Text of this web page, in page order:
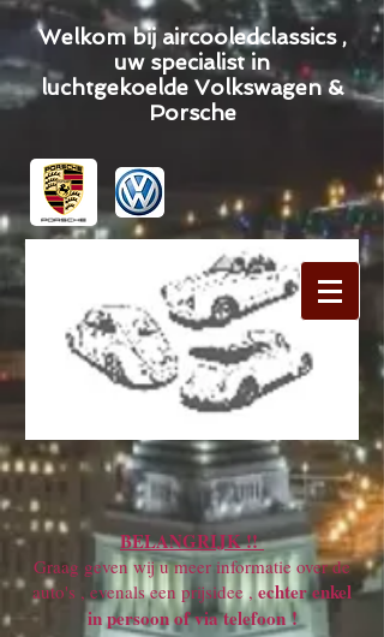
Welkom bij aircooledclassics ,
uw specialist in
luchtgekoelde Volkswagen &
Porsche
BELANGRIJK !!
Graag geven wij u meer informatie over de
auto's , evenals een prijsidee , echter enkel
in persoon of via telefoon !